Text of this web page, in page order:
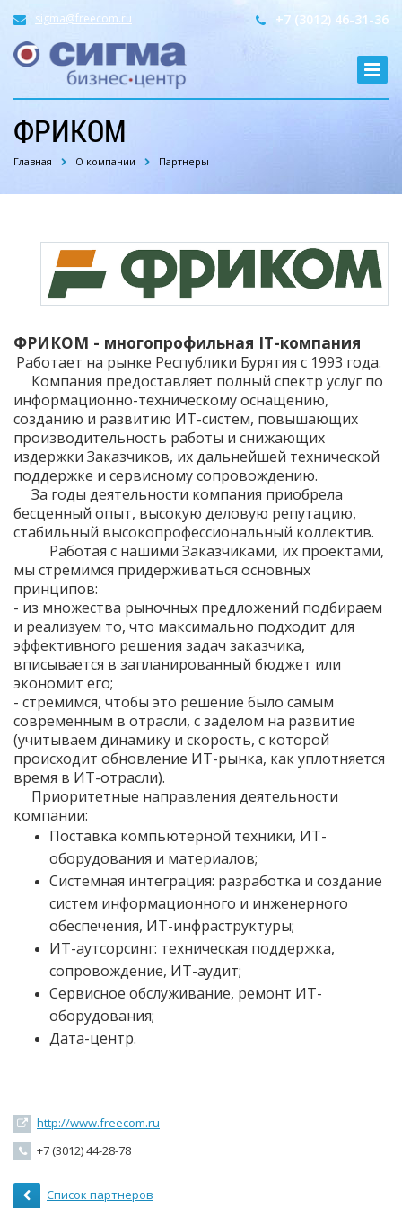
+7 (3012) 46-31-36
sigma@freecom.ru
ФРИКОМ
Главная О компании Партнеры
ФРИКОМ - многопрофильная IT-компания
Работает на рынке Республики Бурятия с 1993 года.
Компания предоставляет полный спектр услуг по
информационно-техническому оснащению,
созданию и развитию ИТ-систем, повышающих
производительность работы и снижающих
издержки Заказчиков, их дальнейшей технической
поддержке и сервисному сопровождению.
За годы деятельности компания приобрела
бесценный опыт, высокую деловую репутацию,
стабильный высокопрофессиональный коллектив.
Работая с нашими Заказчиками, их проектами,
мы стремимся придерживаться основных
принципов:
- из множества рыночных предложений подбираем
и реализуем то, что максимально подходит для
эффективного решения задач заказчика,
вписывается в запланированный бюджет или
экономит его;
- стремимся, чтобы это решение было самым
современным в отрасли, с заделом на развитие
(учитываем динамику и скорость, с которой
происходит обновление ИТ-рынка, как уплотняется
время в ИТ-отрасли).
Приоритетные направления деятельности
компании:
Поставка компьютерной техники, ИТ-
оборудования и материалов;
Системная интеграция: разработка и создание
систем информационного и инженерного
обеспечения, ИТ-инфраструктуры;
ИТ-аутсорсинг: техническая поддержка,
сопровождение, ИТ-аудит;
Сервисное обслуживание, ремонт ИТ-
оборудования;
Дата-центр.
http://www.freecom.ru
+7 (3012) 44-28-78
Список партнеров